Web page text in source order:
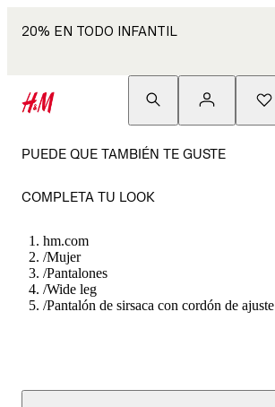
20% EN TODO INFANTIL
PUEDE QUE TAMBIÉN TE GUSTE
COMPLETA TU LOOK
hm.com
/Mujer
/Pantalones
/Wide leg
/Pantalón de sirsaca con cordón de ajuste